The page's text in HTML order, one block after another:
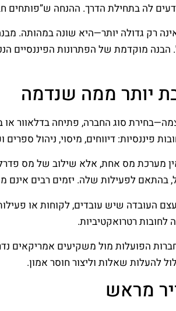
לה בתחילת הדרך. ההנחה
רק גדולה יותר—היא שונה במהותה.
מוקדמת של הפתרונות הפיננסיים
יותר ממה שנדמה
סוג החברה, פתיחה בדלאוור
דיווחים, מיסוי, ניהול ספרים
אין מערכת מס אחת, אלא שילוב של מס
בהתאם לפעילות שלה. יזמים רבים
לחובות רטרואקטיביות.
חברות הפועלות מול משקיעים
להעלות שאלות וליצור חוסר אמון.
מראש